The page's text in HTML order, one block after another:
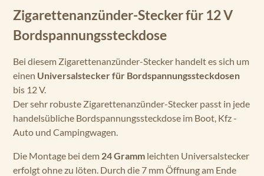
Zigarettenanzünder-Stecker für 12 V
Bordspannungssteckdose
Bei diesem Zigarettenanzünder-Stecker handelt es sich um
einen Universalstecker für Bordspannungssteckdosen
bis 12 V.
Der sehr robuste Zigarettenanzünder-Stecker passt in jede
handelsübliche Bordspannungssteckdose im Boot, Kfz -
Auto und Campingwagen.
Die Montage bei dem 24 Gramm leichten Universalstecker
erfolgt ohne zu löten. Durch die 7 mm Öffnung am Ende